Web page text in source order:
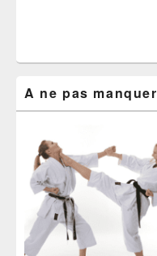
A ne pas manquer